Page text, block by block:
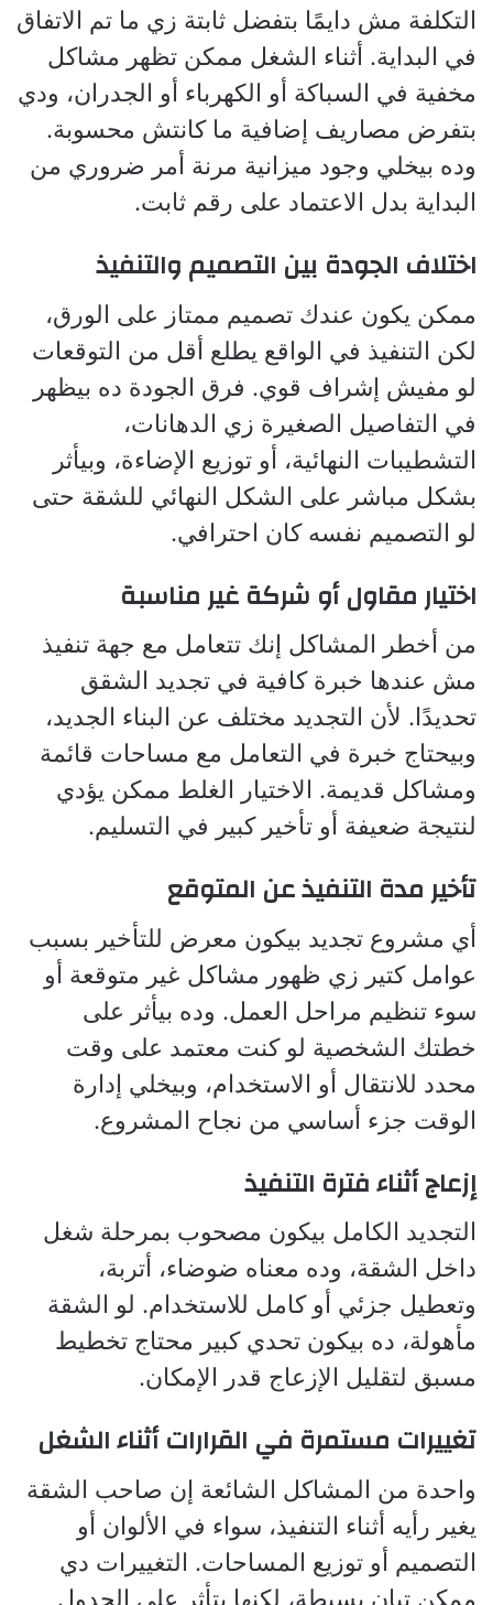
التكلفة مش دايمًا بتفضل ثابتة زي ما تم الاتفاق
في البداية. أثناء الشغل ممكن تظهر مشاكل
مخفية في السباكة أو الكهرباء أو الجدران، ودي
بتفرض مصاريف إضافية ما كانتش محسوبة.
وده بيخلي وجود ميزانية مرنة أمر ضروري من
البداية بدل الاعتماد على رقم ثابت.
اختلاف الجودة بين التصميم والتنفيذ
ممكن يكون عندك تصميم ممتاز على الورق،
لكن التنفيذ في الواقع يطلع أقل من التوقعات
لو مفيش إشراف قوي. فرق الجودة ده بيظهر
في التفاصيل الصغيرة زي الدهانات،
التشطيبات النهائية، أو توزيع الإضاءة، وبيأثر
بشكل مباشر على الشكل النهائي للشقة حتى
لو التصميم نفسه كان احترافي.
اختيار مقاول أو شركة غير مناسبة
من أخطر المشاكل إنك تتعامل مع جهة تنفيذ
مش عندها خبرة كافية في تجديد الشقق
تحديدًا. لأن التجديد مختلف عن البناء الجديد،
وبيحتاج خبرة في التعامل مع مساحات قائمة
ومشاكل قديمة. الاختيار الغلط ممكن يؤدي
لنتيجة ضعيفة أو تأخير كبير في التسليم.
تأخير مدة التنفيذ عن المتوقع
أي مشروع تجديد بيكون معرض للتأخير بسبب
عوامل كتير زي ظهور مشاكل غير متوقعة أو
سوء تنظيم مراحل العمل. وده بيأثر على
خطتك الشخصية لو كنت معتمد على وقت
محدد للانتقال أو الاستخدام، وبيخلي إدارة
الوقت جزء أساسي من نجاح المشروع.
إزعاج أثناء فترة التنفيذ
التجديد الكامل بيكون مصحوب بمرحلة شغل
داخل الشقة، وده معناه ضوضاء، أتربة،
وتعطيل جزئي أو كامل للاستخدام. لو الشقة
مأهولة، ده بيكون تحدي كبير محتاج تخطيط
مسبق لتقليل الإزعاج قدر الإمكان.
تغييرات مستمرة في القرارات أثناء الشغل
واحدة من المشاكل الشائعة إن صاحب الشقة
يغير رأيه أثناء التنفيذ، سواء في الألوان أو
التصميم أو توزيع المساحات. التغييرات دي
ممكن تبان بسيطة، لكنها بتأثر على الجدول